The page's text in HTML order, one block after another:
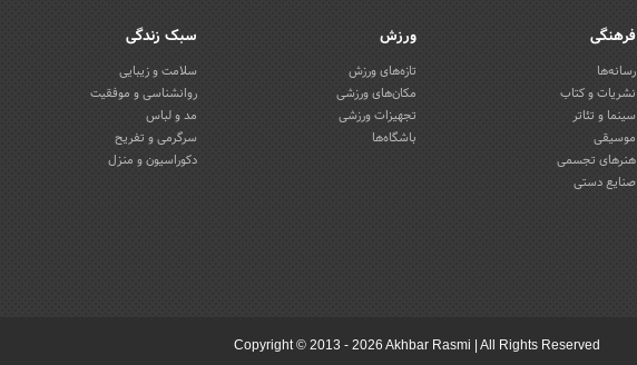
فرهنگی
رسانه‌ها
نشریات و کتاب
سینما و تئاتر
موسیقی
هنرهای تجسمی
صنایع دستی
ورزش
تازه‌های ورزش
مکان‌های ورزشی
تجهیزات ورزشی
باشگاه‌ها
سبک زندگی
سلامت و زیبایی
روانشناسی و موفقیت
مد و لباس
سرگرمی و تفریح
دکوراسیون و منزل
Copyright © 2013 - 2026 Akhbar Rasmi | All Rights Reserved